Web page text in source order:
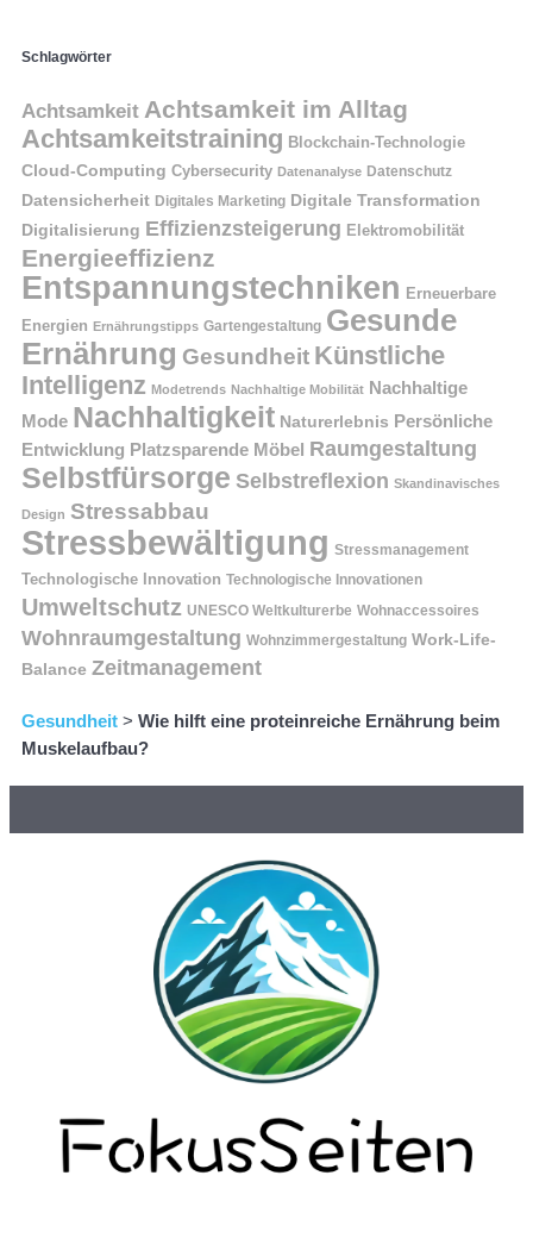
Schlagwörter
Achtsamkeit Achtsamkeit im Alltag
Achtsamkeitstraining Blockchain-Technologie
Cloud-Computing Cybersecurity Datenanalyse Datenschutz
Datensicherheit Digitales Marketing Digitale Transformation
Digitalisierung Effizienzsteigerung Elektromobilität
Energieeffizienz
Entspannungstechniken Erneuerbare
Energien Ernährungstipps Gartengestaltung Gesunde
Ernährung Gesundheit Künstliche
Intelligenz Modetrends Nachhaltige Mobilität Nachhaltige
Mode Nachhaltigkeit Naturerlebnis Persönliche
Entwicklung Platzsparende Möbel Raumgestaltung
Selbstfürsorge Selbstreflexion Skandinavisches
Design Stressabbau
Stressbewältigung Stressmanagement
Technologische Innovation Technologische Innovationen
Umweltschutz UNESCO Weltkulturerbe Wohnaccessoires
Wohnraumgestaltung Wohnzimmergestaltung Work-Life-
Balance Zeitmanagement
Gesundheit > Wie hilft eine proteinreiche Ernährung beim
Muskelaufbau?